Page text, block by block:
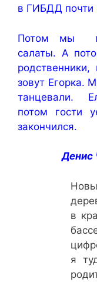
в ГИБДД почти
Потом мы
салаты. А
зовут Егорка.
танцевали.
потом гости
закончился.
Денис
в
я